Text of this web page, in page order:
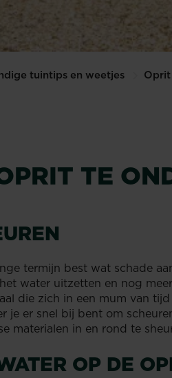
tuintips en weetjes
TE
termijn best wat schade
water uitzetten en nog
die zich in een mum van
je er snel bij bent om
materialen in en rond te
OP DE